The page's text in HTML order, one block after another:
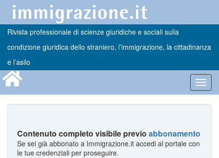
Rivista professionale di scienze giuridiche e sociali sulla
condizione giuridica dello straniero, l’immigrazione, la cittadinanza
e l’asilo
Contenuto completo visibile previo abbonamento
Se sei già abbonato a Immigrazione.it accedi al portale con
le tue credenziali per proseguire.